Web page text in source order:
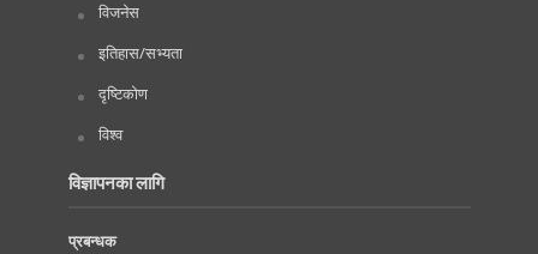
विजनेस
इतिहास/सभ्यता
दृष्टिकोण
विश्व
विज्ञापनका लागि
प्रबन्धक